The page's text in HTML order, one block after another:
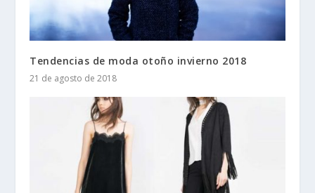
Tendencias de moda otoño invierno 2018
21 de agosto de 2018